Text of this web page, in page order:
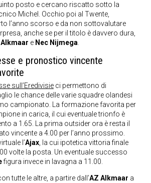
posto e cercano riscatto sotto la
Michel. Occhio poi al Twente,
l’anno scorso e da non sottovalutare
anche se per il titolo è davvero dura,
e Nec Nijmega.
e pronostico vincente
sull’Eredivisie ci permettono di
le chance delle varie squadre olandesi
campionato. La formazione favorita per
in carica, il cui eventuale trionfo è
a 1.65. La prima outsider ora è resta il
vincente a 4.00 per l’anno prossimo.
l’Ajax, la cui ipotetica vittoria finale
volte la posta. Un eventuale successo
figura invece in lavagna a 11.00.
tutte le altre, a partire dall’AZ Alkmaar a